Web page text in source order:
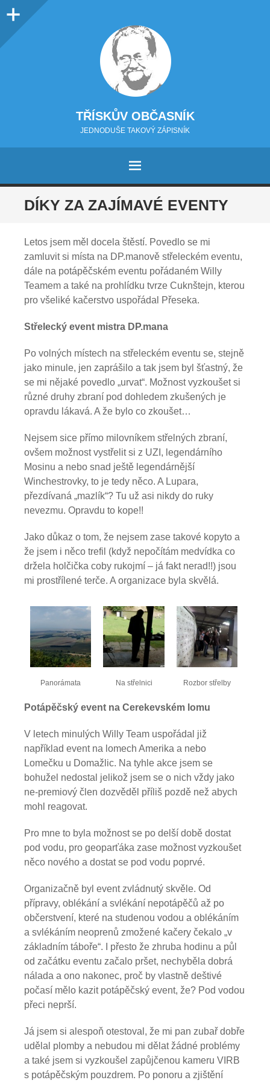
Sidebar
TŘÍSKŮV OBČASNÍK
JEDNODUŠE TAKOVÝ ZÁPISNÍK
PŘEJÍT NA OBSAH
DÍKY ZA ZAJÍMAVÉ EVENTY
Letos jsem měl docela štěstí. Povedlo se mi
zamluvit si místa na DP.manově střeleckém eventu,
dále na potápěčském eventu pořádaném Willy
Teamem a také na prohlídku tvrze Cuknštejn, kterou
pro všeliké kačerstvo uspořádal Přeseka.
Střelecký event mistra DP.mana
Po volných místech na střeleckém eventu se, stejně
jako minule, jen zaprášilo a tak jsem byl šťastný, že
se mi nějaké povedlo „urvat“. Možnost vyzkoušet si
různé druhy zbraní pod dohledem zkušených je
opravdu lákavá. A že bylo co zkoušet…
Nejsem sice přímo milovníkem střelných zbraní,
ovšem možnost vystřelit si z UZI, legendárního
Mosinu a nebo snad ještě legendárnější
Winchestrovky, to je tedy něco. A Lupara,
přezdívaná „mazlík“? Tu už asi nikdy do ruky
nevezmu. Opravdu to kope!!
Jako důkaz o tom, že nejsem zase takové kopyto a
že jsem i něco trefil (když nepočítám medvídka co
držela holčička coby rukojmí – já fakt nerad!!) jsou
mi prostřílené terče. A organizace byla skvělá.
Panorámata Na střelnici Rozbor střelby
Potápěčský event na Cerekevském lomu
V letech minulých Willy Team uspořádal již
například event na lomech Amerika a nebo
Lomečku u Domažlic. Na tyhle akce jsem se
bohužel nedostal jelikož jsem se o nich vždy jako
ne-premiový člen dozvěděl příliš pozdě než abych
mohl reagovat.
Pro mne to byla možnost se po delší době dostat
pod vodu, pro geoparťáka zase možnost vyzkoušet
něco nového a dostat se pod vodu poprvé.
Organizačně byl event zvládnutý skvěle. Od
přípravy, oblékání a svlékání nepotápěčů až po
občerstvení, které na studenou vodou a oblékáním
a svlékáním neoprenů zmožené kačery čekalo „v
základním táboře“. I přesto že zhruba hodinu a půl
od začátku eventu začalo pršet, nechyběla dobrá
nálada a ono nakonec, proč by vlastně deštivé
počasí mělo kazit potápěčský event, že? Pod vodou
přeci neprší.
Já jsem si alespoň otestoval, že mi pan zubař dobře
udělal plomby a nebudou mi dělat žádné problémy
a také jsem si vyzkoušel zapůjčenou kameru VIRB
s potápěčským pouzdrem. Po ponoru a zjištění